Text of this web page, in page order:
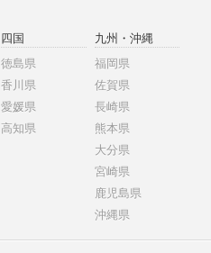
四国
徳島県
香川県
愛媛県
高知県
九州・沖縄
福岡県
佐賀県
長崎県
熊本県
大分県
宮崎県
鹿児島県
沖縄県